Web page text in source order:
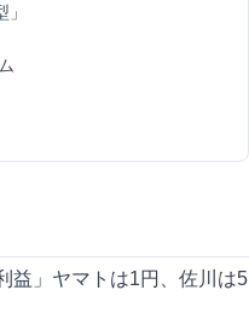
益」ヤマトは1円、佐川は5